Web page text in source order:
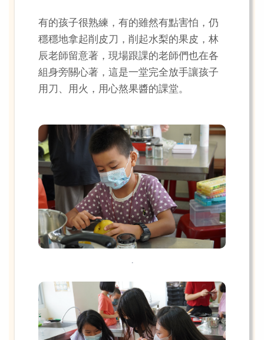
有的孩子很熟練，有的雖然有點害怕，仍
穩穩地拿起削皮刀，削起水梨的果皮，林
辰老師留意著，現場跟課的老師們也在各
組身旁關心著，這是一堂完全放手讓孩子
用刀、用火，用心熬果醬的課堂。
.